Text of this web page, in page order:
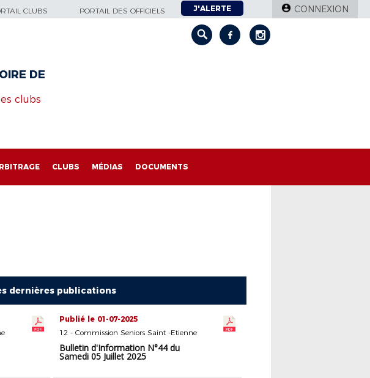
CLUBS PORTAIL DES OFFICIELS J'ALERTE CONNEXION
DE
clubs
CLUBS MÉDIAS DOCUMENTS
dernières publications
Publié le 01-07-2025
12 - Commission Seniors Saint -Etienne
Bulletin d'Information N°44 du
Samedi 05 Juillet 2025